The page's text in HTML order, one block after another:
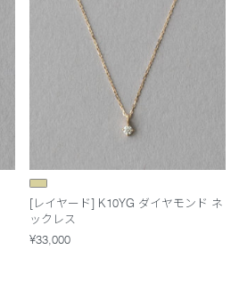
[レイヤード] K10YG ダイヤモンド ネ
ックレス
¥33,000